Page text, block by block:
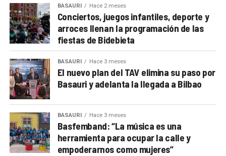
BASAURI Hace 2 meses
Conciertos, juegos infantiles, deporte y
arroces llenan la programación de las
fiestas de Bidebieta
BASAURI Hace 3 meses
El nuevo plan del TAV elimina su paso por
Basauri y adelanta la llegada a Bilbao
BASAURI Hace 3 meses
Basfemband: “La música es una
herramienta para ocupar la calle y
empoderarnos como mujeres”